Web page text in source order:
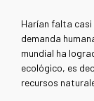
Harían falta
demanda
mundial ha
ecológico, es
recursos